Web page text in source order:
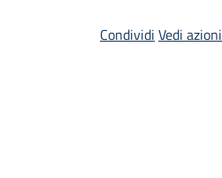
Condividi Vedi azioni